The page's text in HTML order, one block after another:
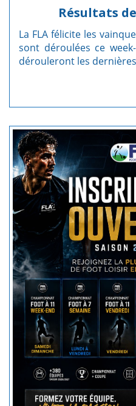
Résultats
La FLA félicite les
sont déroulées ce
dérouleront les